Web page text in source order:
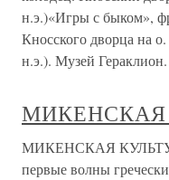
н.э.)«Игры с быком»,
Кносского дворца на
н.э.). Музей
МИКЕНСКАЯ
МИКЕНСКАЯ
первые волны